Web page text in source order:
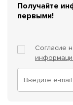
Получайте
первыми!
Согласие